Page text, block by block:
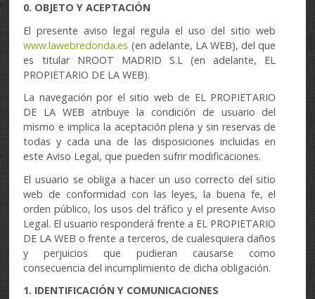
0. OBJETO Y ACEPTACIÓN
El presente aviso legal regula el uso del sitio web
www.lawebredonda.es (en adelante, LA WEB), del que
es titular NROOT MADRID S.L (en adelante, EL
PROPIETARIO DE LA WEB).
La navegación por el sitio web de EL PROPIETARIO
DE LA WEB atribuye la condición de usuario del
mismo e implica la aceptación plena y sin reservas de
todas y cada una de las disposiciones incluidas en
este Aviso Legal, que pueden sufrir modificaciones.
El usuario se obliga a hacer un uso correcto del sitio
web de conformidad con las leyes, la buena fe, el
orden público, los usos del tráfico y el presente Aviso
Legal. El usuario responderá frente a EL PROPIETARIO
DE LA WEB o frente a terceros, de cualesquiera daños
y perjuicios que pudieran causarse como
consecuencia del incumplimiento de dicha obligación.
1. IDENTIFICACIÓN Y COMUNICACIONES